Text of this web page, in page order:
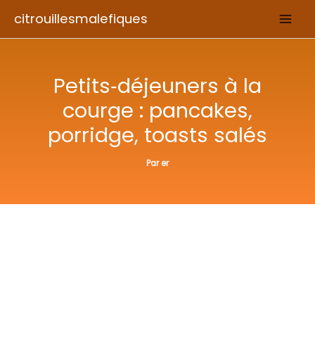
citrouillesmalefiques
Petits‑déjeuners à la
courge : pancakes,
porridge, toasts salés
Parer